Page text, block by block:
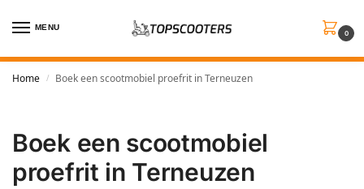
MENU
0
Home / Boek een scootmobiel proefrit in Terneuzen
Boek een scootmobiel
proefrit in Terneuzen